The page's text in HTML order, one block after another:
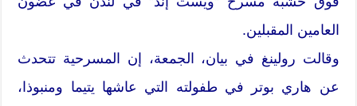
العامين المقبلين.
وقالت رولينغ في بيان، الجمعة، إن المسرحية تتحدث
عن هاري بوتر في طفولته التي عاشها يتيما ومنبوذا،